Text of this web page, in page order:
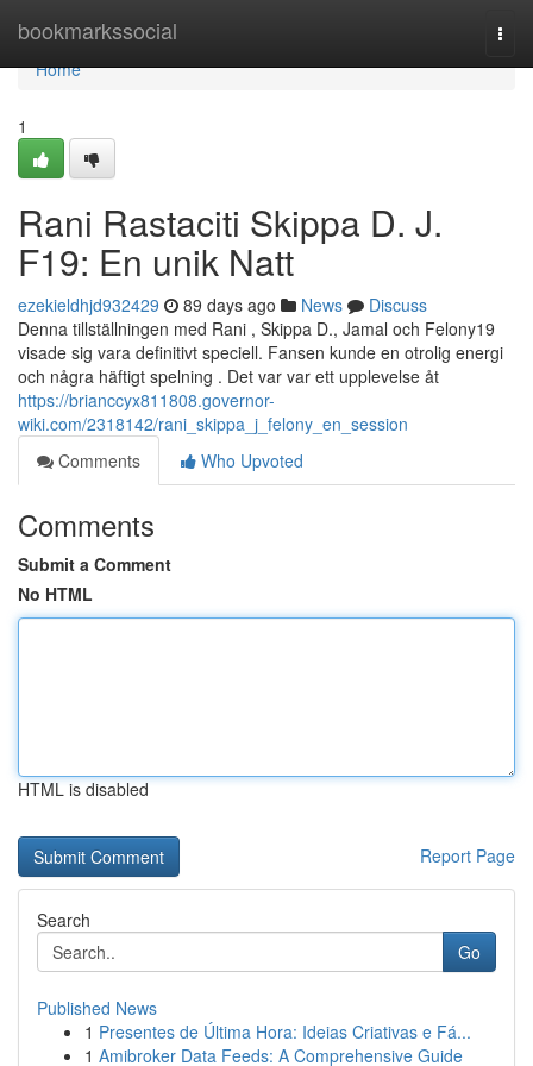
bookmarkssocial
Home
Home
1
Rani Rastaciti Skippa D. J.
F19: En unik Natt
ezekieldhjd932429 89 days ago News
Discuss
Denna tillställningen med Rani , Skippa D., Jamal och Felony19
visade sig vara definitivt speciell. Fansen kunde en otrolig energi
och några häftigt spelning . Det var var ett upplevelse åt
https://brianccyx811808.governor-
wiki.com/2318142/rani_skippa_j_felony_en_session
Comments
Who Upvoted
Comments
Submit a Comment
No HTML
HTML is disabled
Report Page
Search
Go
Published News
1 Presentes de Última Hora: Ideias Criativas e Fá...
1 Amibroker Data Feeds: A Comprehensive Guide